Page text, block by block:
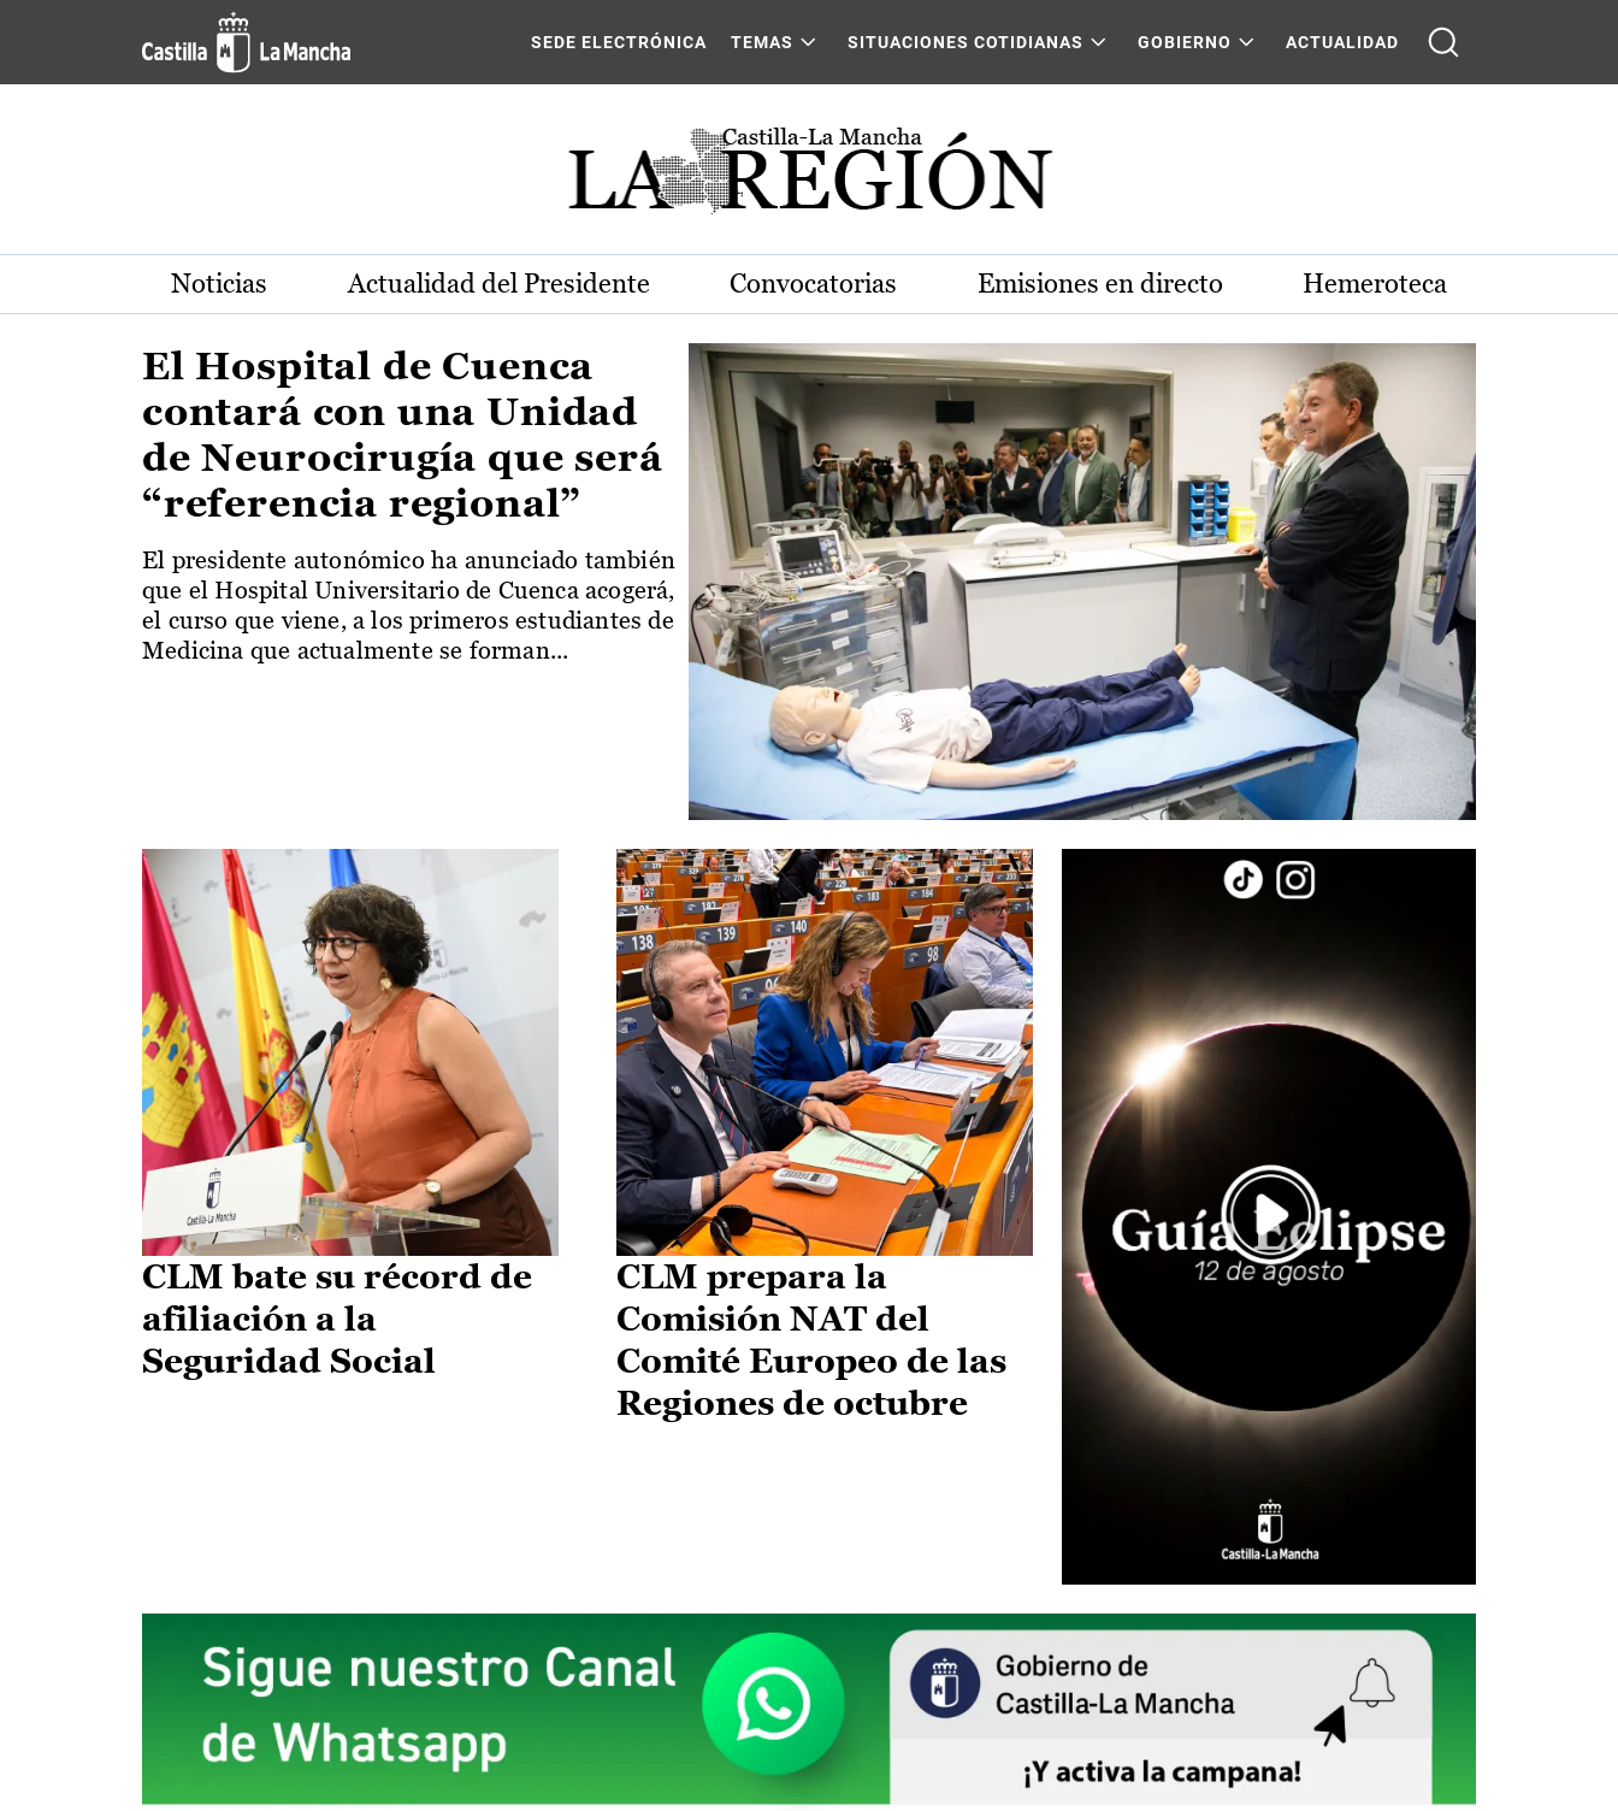
Pasar al contenido principal
Actualidad de la región de Castilla-La Mancha
SEDE ELECTRÓNICA TEMAS SITUACIONES COTIDIANAS GOBIERNO ACTUALIDAD
Noticias Actualidad del Presidente Convocatorias Emisiones en directo Hemeroteca
El Hospital de Cuenca
contará con una Unidad
de Neurocirugía que será
“referencia regional”
El presidente autonómico ha anunciado también
que el Hospital Universitario de Cuenca acogerá,
el curso que viene, a los primeros estudiantes de
Medicina que actualmente se forman...
CLM bate su récord de
afiliación a la
Seguridad Social
CLM prepara la
Comisión NAT del
Comité Europeo de las
Regiones de octubre